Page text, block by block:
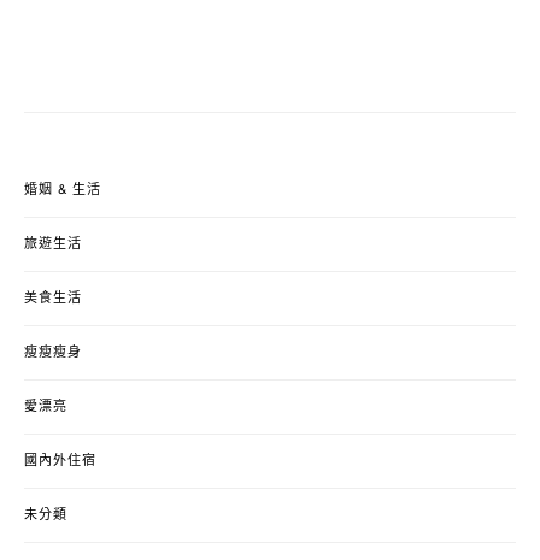
婚姻 & 生活
旅遊生活
美食生活
瘦瘦瘦身
愛漂亮
國內外住宿
未分類